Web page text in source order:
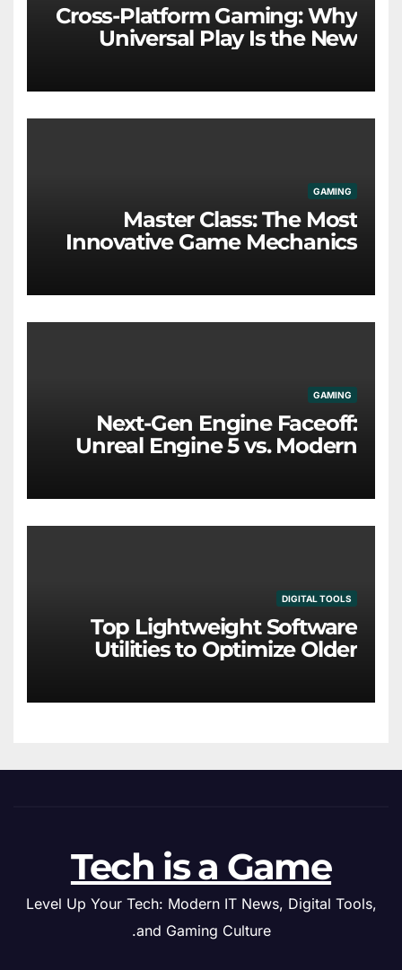
Cross-Platform Gaming: Why
Universal Play Is the New
GAMING
Master Class: The Most
Innovative Game Mechanics
GAMING
Next-Gen Engine Faceoff:
Unreal Engine 5 vs. Modern
DIGITAL TOOLS
Top Lightweight Software
Utilities to Optimize Older
Tech is a Game
Level Up Your Tech: Modern IT News, Digital Tools,
and Gaming Culture.